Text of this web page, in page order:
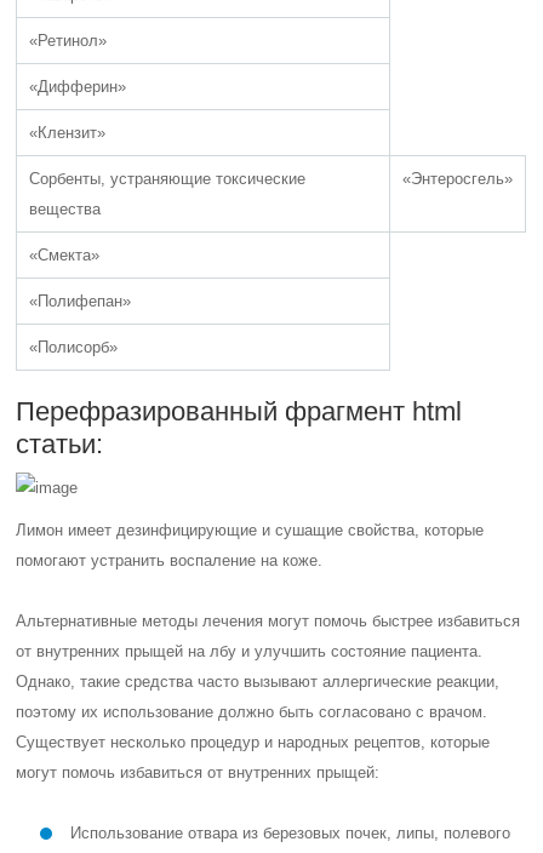
«Ретинол»
«Дифферин»
«Клензит»
Сорбенты, устраняющие токсические
вещества
«Энтеросгель»
«Смекта»
«Полифепан»
«Полисорб»
Перефразированный фрагмент html
статьи:
Лимон имеет дезинфицирующие и сушащие свойства, которые
помогают устранить воспаление на коже.
Альтернативные методы лечения могут помочь быстрее избавиться
от внутренних прыщей на лбу и улучшить состояние пациента.
Однако, такие средства часто вызывают аллергические реакции,
поэтому их использование должно быть согласовано с врачом.
Существует несколько процедур и народных рецептов, которые
могут помочь избавиться от внутренних прыщей:
Использование отвара из березовых почек, липы, полевого